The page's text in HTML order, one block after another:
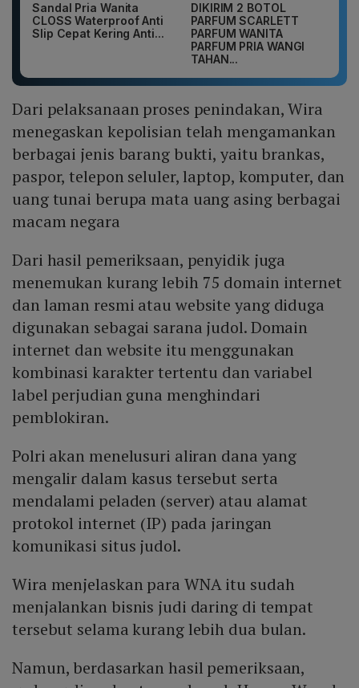
Sandal Pria Wanita
CLOSS Waterproof Anti
Slip Cepat Kering Anti...
DIKIRIM 2 BOTOL
PARFUM SCARLETT
PARFUM WANITA
PARFUM PRIA WANGI
TAHAN...
Dari pelaksanaan proses penindakan, Wira
menegaskan kepolisian telah mengamankan
berbagai jenis barang bukti, yaitu brankas,
paspor, telepon seluler, laptop, komputer, dan
uang tunai berupa mata uang asing berbagai
macam negara
Dari hasil pemeriksaan, penyidik juga
menemukan kurang lebih 75 domain internet
dan laman resmi atau website yang diduga
digunakan sebagai sarana judol. Domain
internet dan website itu menggunakan
kombinasi karakter tertentu dan variabel
label perjudian guna menghindari
pemblokiran.
Polri akan menelusuri aliran dana yang
mengalir dalam kasus tersebut serta
mendalami peladen (server) atau alamat
protokol internet (IP) pada jaringan
komunikasi situs judol.
Wira menjelaskan para WNA itu sudah
menjalankan bisnis judi daring di tempat
tersebut selama kurang lebih dua bulan.
Namun, berdasarkan hasil pemeriksaan,